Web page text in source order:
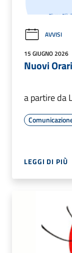
AVVISI
15 GIUGNO 2026
Nuovi
a partire da
LEGGI DI PIÙ